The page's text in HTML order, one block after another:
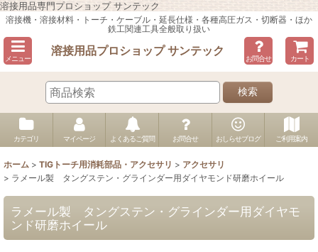
溶接用品専門プロショップ サンテック
溶接機・溶接材料・トーチ・ケーブル・延長仕様・各種高圧ガス・切断器・ほか
鉄工関連工具全般取り扱い
メニュー
溶接用品プロショップ サンテック
お問合せ カート
検索
カテゴリ マイページ よくあるご質問 お問合せ おしらせブログ ご利用案内
ホーム > TIGトーチ用消耗部品・アクセサリ > アクセサリ
> ラメール製 タングステン・グラインダー用ダイヤモンド研磨ホイール
ラメール製 タングステン・グラインダー用ダイヤモ
ンド研磨ホイール